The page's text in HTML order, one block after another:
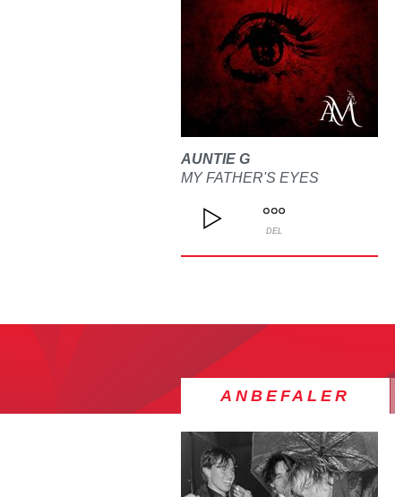
AUNTIE G
MY FATHER'S EYES
DEL
ANBEFALER